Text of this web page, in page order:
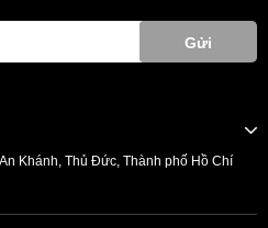
Gửi
Khánh, Thủ Đức, Thành phố Hồ Chí